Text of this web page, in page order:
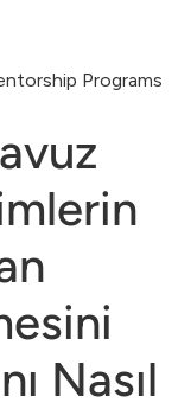
Programs
Nasıl